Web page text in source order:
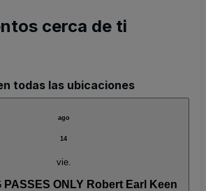
cerca de ti
todas las ubicaciones
ago
14
vie.
PASSES ONLY Robert Earl Keen